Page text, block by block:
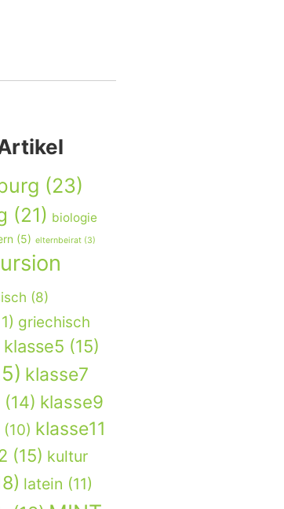
(23)
(21) biologie
(5) elternbeirat (3)
(8)
griechisch
klasse5 (15)
klasse7
(14) klasse9
(10) klasse11
(15) kultur
latein (11)